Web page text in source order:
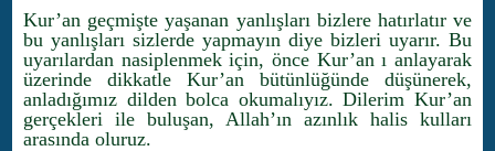
Kur’an geçmişte yaşanan yanlışları bizlere hatırlatır ve
bu yanlışları sizlerde yapmayın diye bizleri uyarır. Bu
uyarılardan nasiplenmek için, önce Kur’an ı anlayarak
üzerinde dikkatle Kur’an bütünlüğünde düşünerek,
anladığımız dilden bolca okumalıyız. Dilerim Kur’an
gerçekleri ile buluşan, Allah’ın azınlık halis kulları
arasında oluruz.